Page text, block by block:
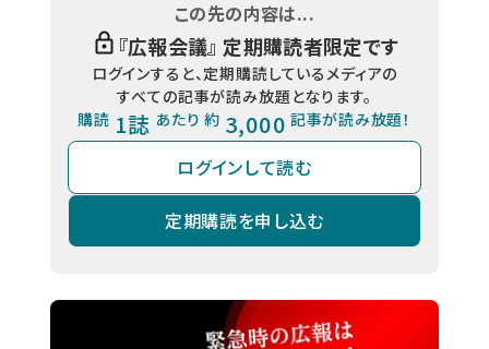
この先の内容は...
『広報会議』 定期購読者限定です
ログインすると、定期購読しているメディアの
すべての記事が読み放題となります。
購読 1誌 あたり 約 3,000 記事が読み放題！
ログインして読む
定期購読を申し込む